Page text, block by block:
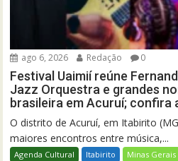
ago 6, 2026 Redação 0
Festival Uaimií reúne
Jazz Orquestra e grandes
brasileira em Acuruí; confira
O distrito de Acuruí, em Itabirito
maiores encontros entre música,...
Agenda Cultural Itabirito Minas Gerais